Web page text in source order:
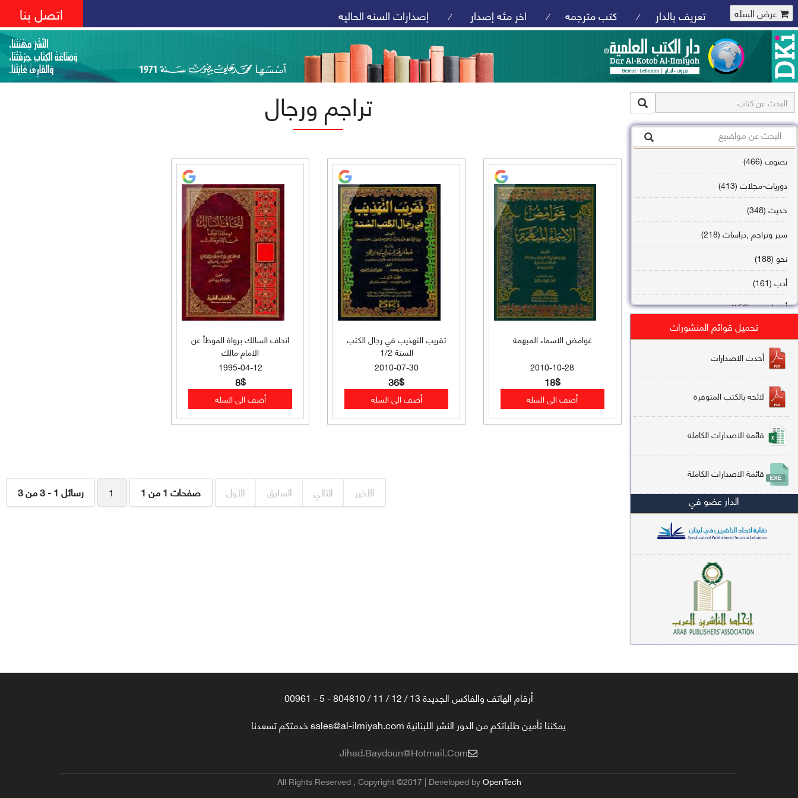
عرض السله تعريف بالدار / كتب مترجمه / اخر مئه إصدار / إصدارات السنه الحاليه اتصل بنا
تصوف (466)
دوريات-مجلات (413)
حديث (348)
سير وتراجم ,دراسات (218)
نحو (188)
أدب (161)
أصول فقه (158)
تاريخ (138)
فقه شافعي (132)
فقه حنفي (113)
فقه مالكي (112)
تفسير قرآن (106)
علم كلام (96)
أخلاق وتصوف (91)
سير وتراجم (90)
معاجم لغوية (89)
سيرة نبوية وتصوف (81)
دراسات إسلامية (75)
شعر (72)
علوم قرآن (66)
فقه عام وأحكام فقهية (62)
تحميل قوائم المنشورات
أحدث الاصدارات
لائحه يالكتب المتوفرة
قائمة الاصدارات الكاملة
قائمة الاصدارات الكاملة
الدار عضو في
تراجم ورجال
غوامض الاسماء المبهمة
2010-10-28
18$
تقريب التهذيب في رجال الكتب
الستة 1/2
2010-07-30
36$
اتحاف السالك برواة الموطأ عن
الامام مالك
1995-04-12
8$
رسائل 1 - 3 من 3 1 صفحات 1 من 1 الأول السابق التالي الأخير
أرقام الهاتف والفاكس الجديدة 13 / 12 / 11 / 804810 - 5 - 00961
يمكننا تأمين طلباتكم من الدور النشر اللبنانية sales@al-ilmiyah.com خدمتكم تسعدنا
Jihad.baydoun@hotmail.com
All Rights Reserved , Copyright ©2017 | Developed byOpenTech